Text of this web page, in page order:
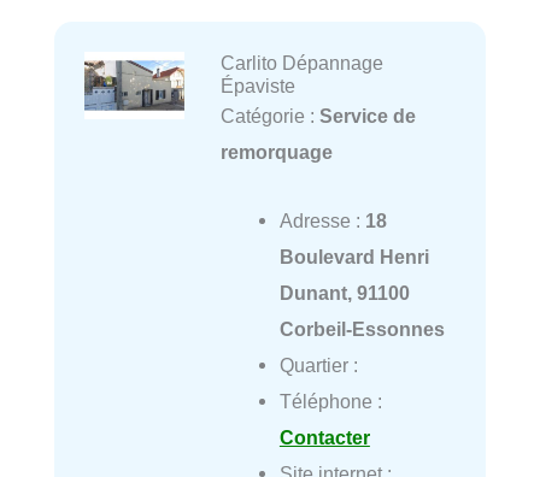
Carlito Dépannage
Épaviste
Catégorie : Service de
remorquage
Adresse : 18
Boulevard Henri
Dunant, 91100
Corbeil-Essonnes
Quartier :
Téléphone :
Contacter